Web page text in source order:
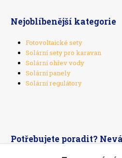
Nejoblíbenější kategorie
Fotovoltaické sety
Solární sety pro karavan
Solární ohřev vody
Solární panely
Solární regulátory
Potřebujete poradit?